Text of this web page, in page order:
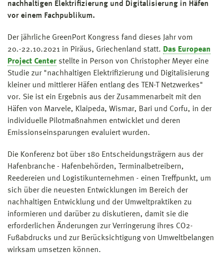
nachhaltigen Elektrifizierung und Digitalisierung in Häfen
vor einem Fachpublikum.
Der jährliche GreenPort Kongress fand dieses Jahr vom
20.-22.10.2021 in Piräus, Griechenland statt. Das European
Project Center stellte in Person von Christopher Meyer eine
Studie zur "nachhaltigen Elektrifizierung und Digitalisierung
kleiner und mittlerer Häfen entlang des TEN-T Netzwerkes"
vor. Sie ist ein Ergebnis aus der Zusammenarbeit mit den
Häfen von Marvele, Klaipeda, Wismar, Bari und Corfu, in der
individuelle Pilotmaßnahmen entwicklet und deren
Emissionseinsparungen evaluiert wurden.
Die Konferenz bot über 180 Entscheidungsträgern aus der
Hafenbranche - Hafenbehörden, Terminalbetreibern,
Reedereien und Logistikunternehmen - einen Treffpunkt, um
sich über die neuesten Entwicklungen im Bereich der
nachhaltigen Entwicklung und der Umweltpraktiken zu
informieren und darüber zu diskutieren, damit sie die
erforderlichen Änderungen zur Verringerung ihres CO2-
Fußabdrucks und zur Berücksichtigung von Umweltbelangen
wirksam umsetzen können.